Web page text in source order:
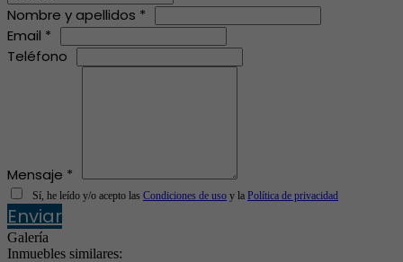
Nombre y apellidos *
Email *
Teléfono
Mensaje *
Sí, he leído y/o acepto las Condiciones de uso y la Política de privacidad
Enviar
Galería
Inmuebles similares: